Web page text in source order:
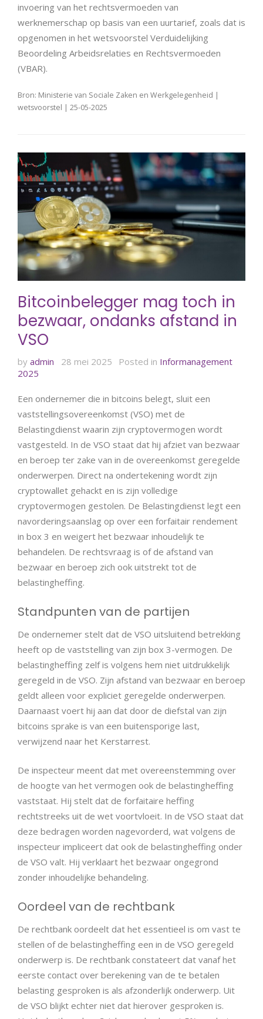
invoering van het rechtsvermoeden van
werknemerschap op basis van een uurtarief, zoals dat is
opgenomen in het wetsvoorstel Verduidelijking
Beoordeling Arbeidsrelaties en Rechtsvermoeden
(VBAR).
Bron: Ministerie van Sociale Zaken en Werkgelegenheid |
wetsvoorstel | 25-05-2025
Bitcoinbelegger mag toch in
bezwaar, ondanks afstand in
VSO
by admin 28 mei 2025 Posted in Informanagement
2025
Een ondernemer die in bitcoins belegt, sluit een
vaststellingsovereenkomst (VSO) met de
Belastingdienst waarin zijn cryptovermogen wordt
vastgesteld. In de VSO staat dat hij afziet van bezwaar
en beroep ter zake van in de overeenkomst geregelde
onderwerpen. Direct na ondertekening wordt zijn
cryptowallet gehackt en is zijn volledige
cryptovermogen gestolen. De Belastingdienst legt een
navorderingsaanslag op over een forfaitair rendement
in box 3 en weigert het bezwaar inhoudelijk te
behandelen. De rechtsvraag is of de afstand van
bezwaar en beroep zich ook uitstrekt tot de
belastingheffing.
Standpunten van de partijen
De ondernemer stelt dat de VSO uitsluitend betrekking
heeft op de vaststelling van zijn box 3-vermogen. De
belastingheffing zelf is volgens hem niet uitdrukkelijk
geregeld in de VSO. Zijn afstand van bezwaar en beroep
geldt alleen voor expliciet geregelde onderwerpen.
Daarnaast voert hij aan dat door de diefstal van zijn
bitcoins sprake is van een buitensporige last,
verwijzend naar het Kerstarrest.
De inspecteur meent dat met overeenstemming over
de hoogte van het vermogen ook de belastingheffing
vaststaat. Hij stelt dat de forfaitaire heffing
rechtstreeks uit de wet voortvloeit. In de VSO staat dat
deze bedragen worden nagevorderd, wat volgens de
inspecteur impliceert dat ook de belastingheffing onder
de VSO valt. Hij verklaart het bezwaar ongegrond
zonder inhoudelijke behandeling.
Oordeel van de rechtbank
De rechtbank oordeelt dat het essentieel is om vast te
stellen of de belastingheffing een in de VSO geregeld
onderwerp is. De rechtbank constateert dat vanaf het
eerste contact over berekening van de te betalen
belasting gesproken is als afzonderlijk onderwerp. Uit
de VSO blijkt echter niet dat hierover gesproken is.